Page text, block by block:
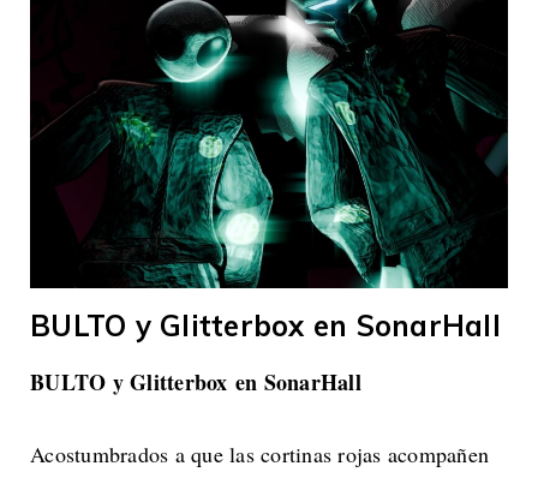
BULTO y Glitterbox en SonarHall
BULTO y Glitterbox en SonarHall
Acostumbrados a que las cortinas rojas acompañen